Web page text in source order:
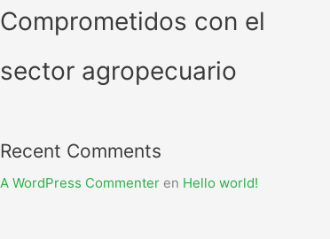
Comprometidos con el
sector agropecuario
Recent Comments
A WordPress Commenter en Hello world!